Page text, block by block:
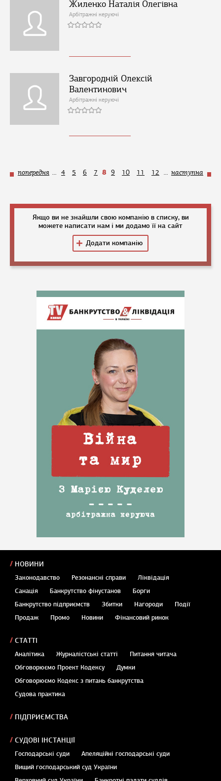
Жиленко Наталія Олегівна
Арбітражні керуючі
Завгородній Олексій
Валентинович
Арбітражні керуючі
попередня ... 4 5 6 7 8 9 10 11 12 ... наступна
Якщо ви не знайшли свою компанію в списку, ви
можете написати нам і ми додамо її на сайт
Додати компанію
НОВИНИ
Законодавство Резонансні справи
Ліквідація
Санація
Банкрутство фінустанов
Борги
Банкрутство підприємств
Збитки Нагороди
Події
Продаж
Промо Новини Фінансовий ринок
СТАТТІ
Аналітика Журналістські статті
Питання читача
Обговорюємо Проект Кодексу
Думки
Обговорюємо Кодекс з питань банкрутства
Судова практика
ПІДПРИЄМСТВА
СУДОВІ ІНСТАНЦІЇ
Господарські суди
Апеляційні господарські суди
Вищий господарський суд України